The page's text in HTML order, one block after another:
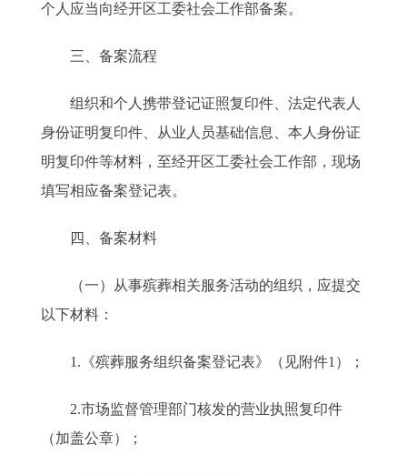
个人应当向经开区工委社会工作部备案。
三、备案流程
组织和个人携带登记证照复印件、法定代表人
身份证明复印件、从业人员基础信息、本人身份证
明复印件等材料，至经开区工委社会工作部，现场
填写相应备案登记表。
四、备案材料
（一）从事殡葬相关服务活动的组织，应提交
以下材料：
1.《殡葬服务组织备案登记表》（见附件1）；
2.市场监督管理部门核发的营业执照复印件
（加盖公章）；